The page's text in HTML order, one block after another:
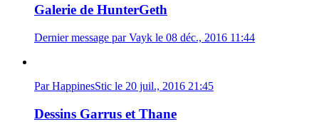
Galerie de HunterGeth
Dernier message par Vayk le 08 déc., 2016 11:44
Par HappinesStic le 20 juil., 2016 21:45
Dessins Garrus et Thane